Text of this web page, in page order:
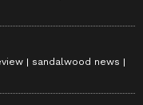
sandalwood news